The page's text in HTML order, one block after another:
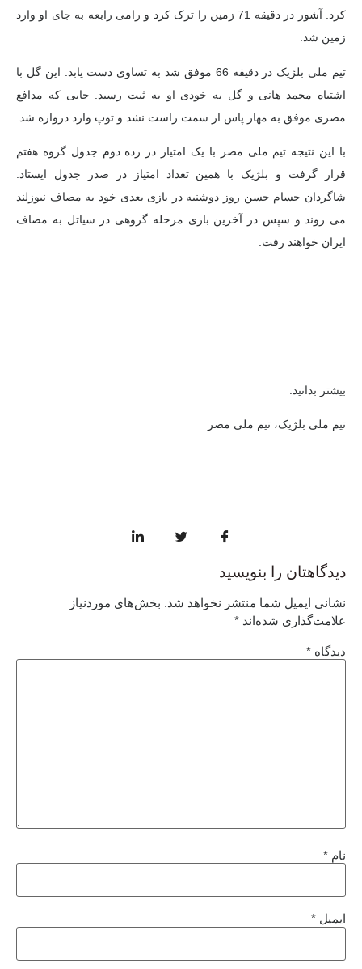
کرد. آشور در دقیقه 71 زمین را ترک کرد و رامی رابعه به جای او وارد
زمین شد.
تیم ملی بلژیک در دقیقه 66 موفق شد به تساوی دست یابد. این گل با
اشتباه محمد هانی و گل به خودی او به ثبت رسید. جایی که مدافع
مصری موفق به مهار پاس از سمت راست نشد و توپ وارد دروازه شد.
با این نتیجه تیم ملی مصر با یک امتیاز در رده دوم جدول گروه هفتم
قرار گرفت و بلژیک با همین تعداد امتیاز در صدر جدول ایستاد.
شاگردان حسام حسن روز دوشنبه در بازی بعدی خود به مصاف نیوزلند
می روند و سپس در آخرین بازی مرحله گروهی در سیاتل به مصاف
ایران خواهند رفت.
بیشتر بدانید:
تیم ملی بلژیک، تیم ملی مصر
دیدگاهتان را بنویسید
نشانی ایمیل شما منتشر نخواهد شد. بخش‌های موردنیاز
علامت‌گذاری شده‌اند *
دیدگاه *
نام *
ایمیل *